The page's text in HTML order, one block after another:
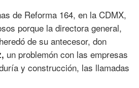
de Reforma 164, en la CDMX,
porque la directora general,
heredó de su antecesor, don
un problemón con las empresas
y construcción, las llamadas